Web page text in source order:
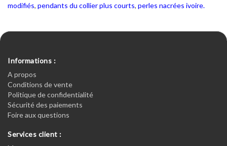
modifiés, pendants du collier plus courts, perles nacrées ivoire.
Informations :
A propos
Conditions de vente
Politique de confidentialité
Sécurité des paiements
Foire aux questions
Services client :